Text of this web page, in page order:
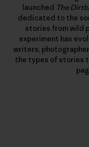
launched The
dedicated to the
stories from wild
experiment has
writers,
the types of stories